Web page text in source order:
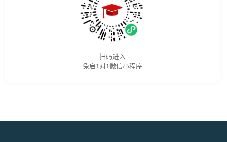
扫码进入
兔启1对1微信小程序